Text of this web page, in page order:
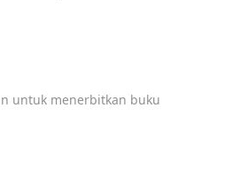
untuk menerbitkan buku